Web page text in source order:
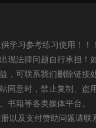
学习参考练习使用！！
现法律问题自行承担！
，可联系我们删除链接
同意时，禁止复制、盗
书籍等各类媒体平台。
以及支付赞助问题请联